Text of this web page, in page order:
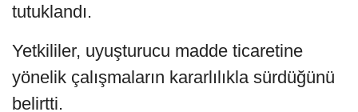
tutuklandı.
Yetkililer, uyuşturucu madde ticaretine
yönelik çalışmaların kararlılıkla sürdüğünü
belirtti.